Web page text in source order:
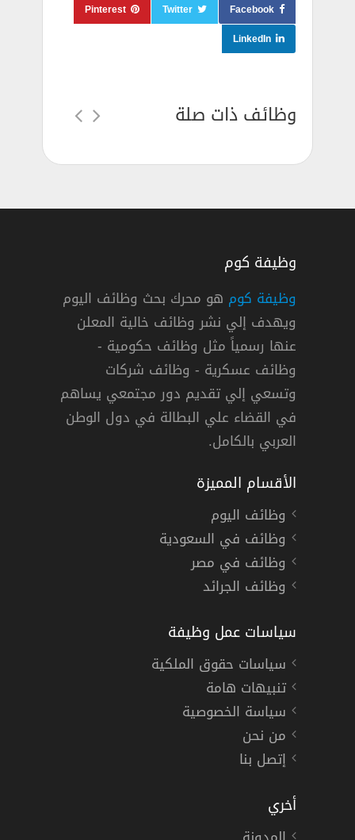
Facebook
Twitter
Pinterest
LinkedIn
وظائف ذات صلة
دوام كامل
وظيفة كوم
وظيفة كوم هو محرك بحث وظائف اليوم
ويهدف إلي نشر وظائف خالية المعلن
عنها رسمياً مثل وظائف حكومية -
وظائف عسكرية - وظائف شركات
وتسعي إلي تقديم دور مجتمعي يساهم
في القضاء علي البطالة في دول الوطن
العربي بالكامل.
الأقسام المميزة
وظائف اليوم
وظائف في السعودية
وظائف في مصر
وظائف الجرائد
سياسات عمل وظيفة
سياسات حقوق الملكية
تنبيهات هامة
سياسة الخصوصية
من نحن
إتصل بنا
أخري